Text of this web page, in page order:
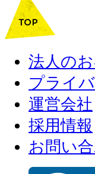
法人の
プライ
運営会社
採用情報
お問い